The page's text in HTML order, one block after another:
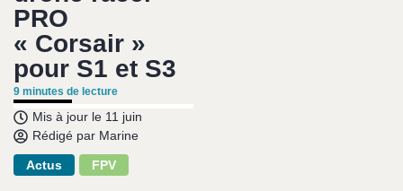
PRO
« Corsair »
pour S1 et S3
9 minutes de lecture
Mis à jour le 11 juin
Rédigé par Marine
Actus FPV